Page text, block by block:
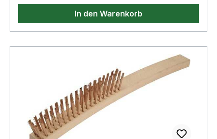
In den Warenkorb